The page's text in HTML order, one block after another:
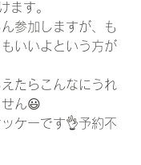
ます。
参加しますが、も
いいよという方が
たらこんなにうれ
ん😃
ケーです👌予約不